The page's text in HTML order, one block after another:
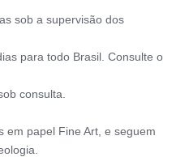
sob a supervisão dos
para todo Brasil. Consulte o
consulta.
em papel Fine Art, e seguem